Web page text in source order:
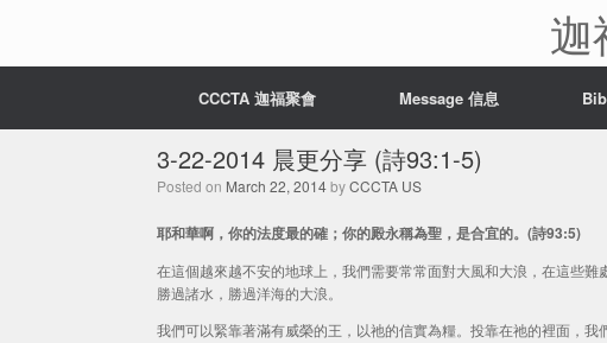
迦
CCCTA 迦福聚會 Message 信息
3-22-2014 晨更分享 (詩93:1-5)
Posted on March 22, 2014byCCCTA US
耶和華啊，你的法度最的確；你的殿永稱為聖，是合宜的。(詩93:5)
在這個越來越不安的地球上，我們需要常常面對大風和大浪，在這些
勝過諸水，勝過洋海的大浪。
我們可以緊靠著滿有威榮的王，以祂的信實為糧。投靠在祂的裡面，我